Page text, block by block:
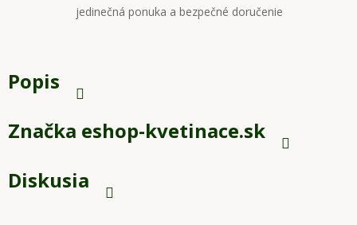
jedinečná ponuka a bezpečné doručenie
Popis
Značka eshop-kvetinace.sk
Diskusia